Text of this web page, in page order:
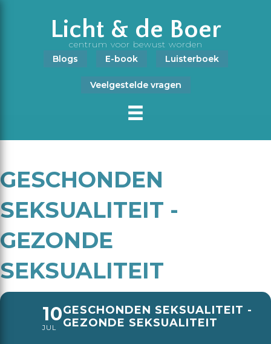
Licht & de Boer
centrum voor bewust worden
Blogs
E-book Luisterboek
Veelgestelde vragen
GESCHONDEN
SEKSUALITEIT -
GEZONDE
SEKSUALITEIT
10
JUL
GESCHONDEN SEKSUALITEIT -
GEZONDE SEKSUALITEIT